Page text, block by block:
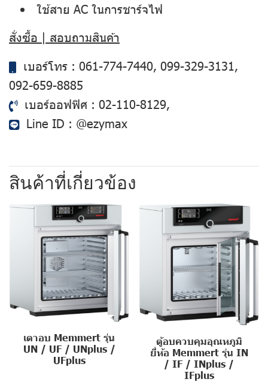
ใช้สาย AC ในการชาร์จไฟ
สั่งซื้อ | สอบถามสินค้า
เบอร์โทร : 061-774-7440, 099-329-3131 ,
092-659-8885
เบอร์ออฟฟิศ : 02-110-8129,
Line ID : @ezymax
สินค้าที่เกี่ยวข้อง
เตาอบ Memmert รุ่น
UN / UF / UNplus /
UFplus
ตู้อบควบคุมอุณหภูมิ
ยี่ห้อ Memmert รุ่น IN
/ IF / INplus /
IFplus